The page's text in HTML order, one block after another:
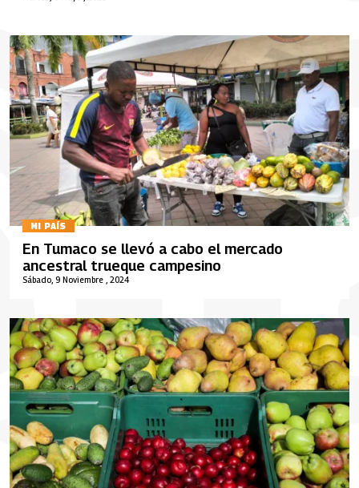
MI PAÍS
Sábado, 9 Noviembre , 2024
En Tumaco se llevó a cabo el mercado
ancestral trueque campesino